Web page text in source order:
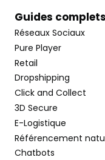
Guides complets
Réseaux Sociaux
Pure Player
Retail
Dropshipping
Click and Collect
3D Secure
E-Logistique
Référencement
Chatbots